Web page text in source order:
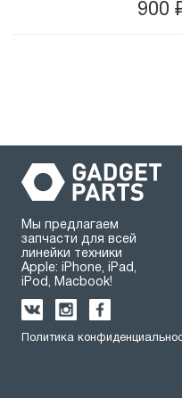
900
Мы предлагаем
запчасти для всей
линейки техники
Apple: iPhone, iPad,
iPod, Macbook!
Политика